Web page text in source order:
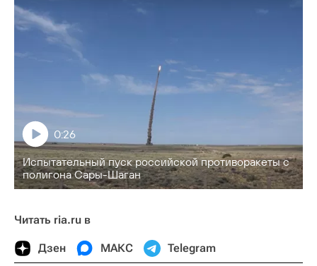
Испытательный пуск российской противоракеты с
полигона Сары-Шаган
0:26
Читать ria.ru в
Дзен МАКС Telegram